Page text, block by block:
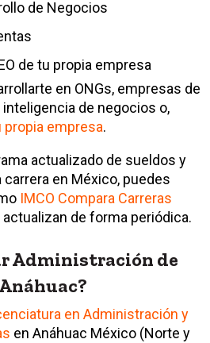
de Negocios
de tu propia empresa
en ONGs, empresas de
de negocios o,
propia empresa.
actualizado de sueldos y
en México, puedes
IMCO Compara Carreras
actualizan de forma periódica.
Administración de
en Administración y
en Anáhuac México (Norte y